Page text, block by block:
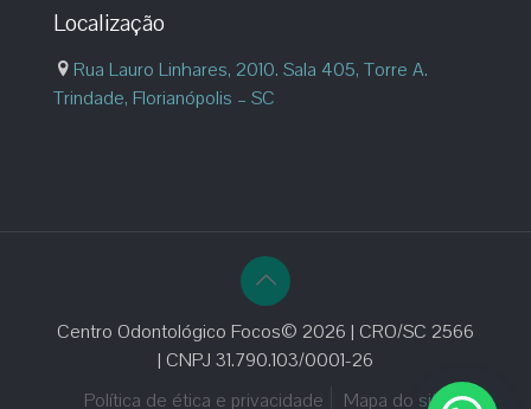
Localização
Rua Lauro Linhares, 2010. Sala 405, Torre A.
Trindade, Florianópolis – SC
Centro Odontológico Focos© 2026 | CRO/SC 2566
| CNPJ 31.790.103/0001-26
Política de ética e privacidade
Mapa do site